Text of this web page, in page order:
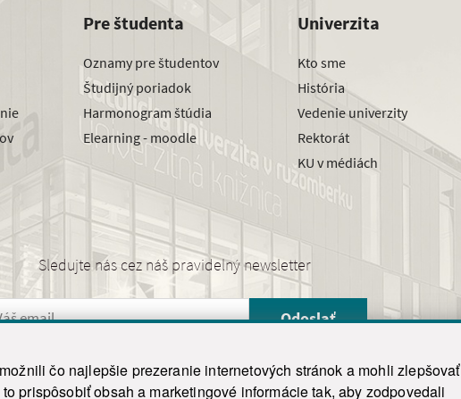
čo najlepšie prezeranie internetových stránok a mohli zlepšovať
prispôsobiť obsah a marketingové informácie tak, aby zodpovedali
Pre študenta
Oznamy pre študentov
Študijný poriadok
Harmonogram štúdia
Elearning - moodle
Univerzita
Kto sme
História
Vedenie univerzity
Rektorát
KU v médiách
Sledujte nás cez náš pravidelný newsletter
Odoslať